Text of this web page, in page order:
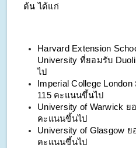
ต้น ได้แก่
Harvard Extension
University ที่ยอมรับ
ไป
Imperial College
115 คะแนนขึ้นไป
University of Warwick ย
คะแนนขึ้นไป
University of Glasgow
คะแนนขึ้นไป